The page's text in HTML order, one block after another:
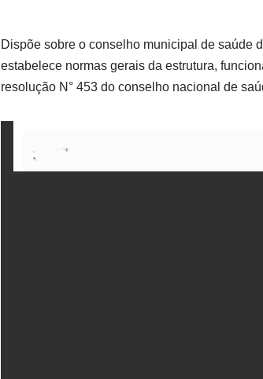
Dispõe sobre o conselho municipal de saúde
estabelece normas gerais da estrutura,
resolução N° 453 do conselho nacional de